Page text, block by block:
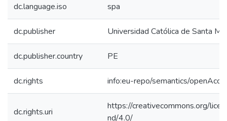
dc.language.iso spa
dc.publisher Universidad Católica de Santa
dc.publisher.country PE
dc.rights info:eu-repo/semantics/
dc.rights.uri
https://creativecommons.org/
nd/4.0/